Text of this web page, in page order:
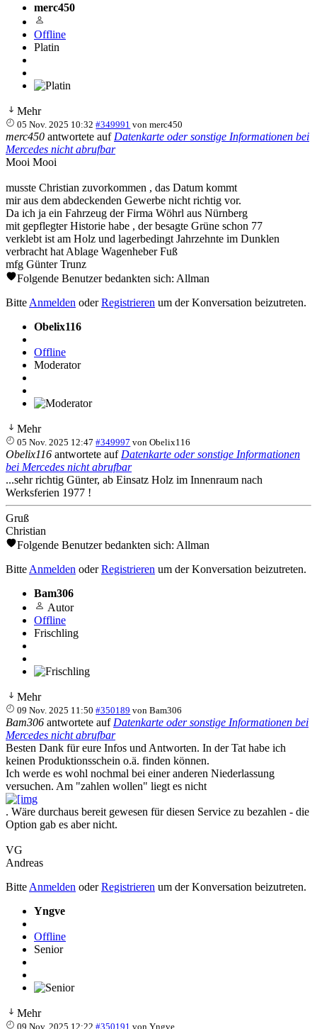
merc450
Offline
Platin
Mehr
05 Nov. 2025 10:32 #349991 vonmerc450
merc450 antwortete auf Datenkarte oder sonstige Informationen bei
Mercedes nicht abrufbar
Mooi Mooi
musste Christian zuvorkommen , das Datum kommt
mir aus dem abdeckenden Gewerbe nicht richtig vor.
Da ich ja ein Fahrzeug der Firma Wöhrl aus Nürnberg
mit gepflegter Historie habe , der besagte Grüne schon 77
verklebt ist am Holz und lagerbedingt Jahrzehnte im Dunklen
verbracht hat Ablage Wagenheber Fuß
mfg Günter Trunz
Folgende Benutzer bedankten sich: Allman
Bitte Anmelden oderRegistrieren um der Konversation beizutreten.
Obelix116
Offline
Moderator
Mehr
05 Nov. 2025 12:47 #349997 vonObelix116
Obelix116 antwortete auf Datenkarte oder sonstige Informationen
bei Mercedes nicht abrufbar
...sehr richtig Günter, ab Einsatz Holz im Innenraum nach
Werksferien 1977 !
Gruß
Christian
Folgende Benutzer bedankten sich: Allman
Bitte Anmelden oderRegistrieren um der Konversation beizutreten.
Bam306
Autor
Offline
Frischling
Mehr
09 Nov. 2025 11:50 #350189 vonBam306
Bam306 antwortete auf Datenkarte oder sonstige Informationen bei
Mercedes nicht abrufbar
Besten Dank für eure Infos und Antworten. In der Tat habe ich
keinen Produktionsschein o.ä. finden können.
Ich werde es wohl nochmal bei einer anderen Niederlassung
versuchen. Am "zahlen wollen" liegt es nicht
. Wäre durchaus bereit gewesen für diesen Service zu bezahlen - die
Option gab es aber nicht.
VG
Andreas
Bitte Anmelden oderRegistrieren um der Konversation beizutreten.
Yngve
Offline
Senior
Mehr
09 Nov. 2025 12:22 #350191 vonYngve